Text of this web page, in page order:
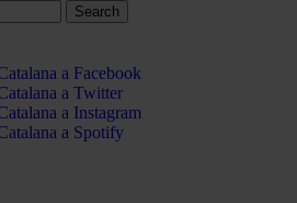
a Facebook
a Twitter
a Instagram
a Spotify